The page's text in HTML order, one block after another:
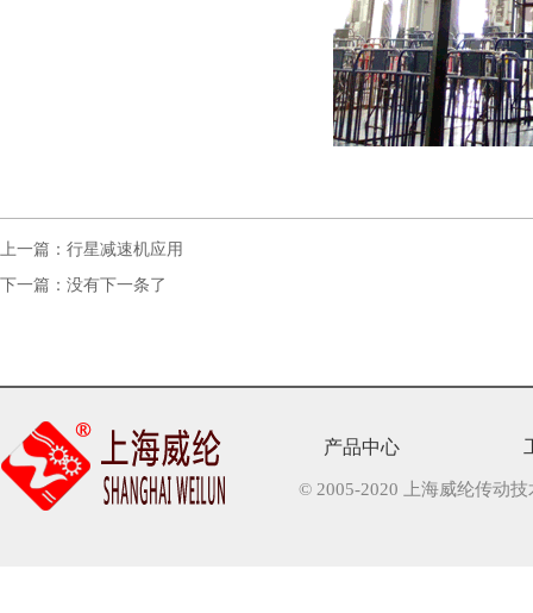
上一篇： 行星减速机应用
下一篇： 没有下一条了
产品中心
© 2005-2020 上海威纶传动